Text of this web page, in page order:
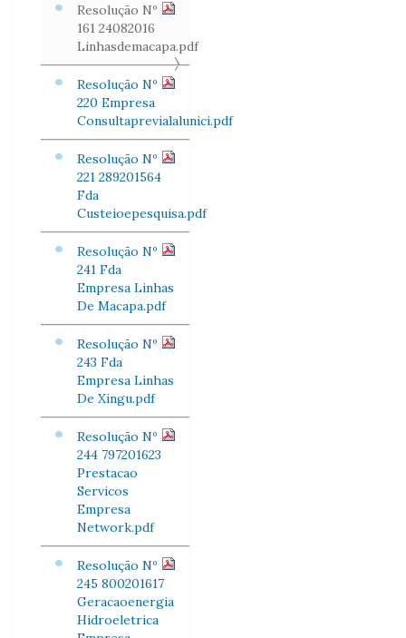
Resolução Nº
161 24082016
Linhasdemacapa.pdf
Resolução Nº
220 Empresa
Consultaprevialalunici.pdf
Resolução Nº
221 289201564
Fda
Custeioepesquisa.pdf
Resolução Nº
241 Fda
Empresa Linhas
De Macapa.pdf
Resolução Nº
243 Fda
Empresa Linhas
De Xingu.pdf
Resolução Nº
244 797201623
Prestacao
Servicos
Empresa
Network.pdf
Resolução Nº
245 800201617
Geracaoenergia
Hidroeletrica